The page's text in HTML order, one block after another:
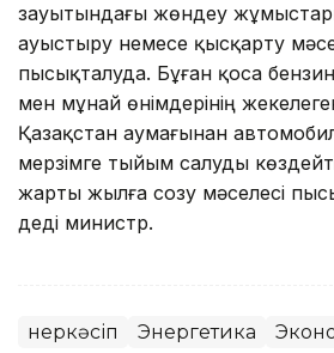
зауытындағы жөндеу
ауыстыру немесе қысқарту
пысықталуда. Бұған қоса
мен мұнай өнімдерінің
Қазақстан аумағынан
мерзімге тыйым салуды
жарты жылға созу мәселесі
деді министр.
Өнеркәсіп Энергетика